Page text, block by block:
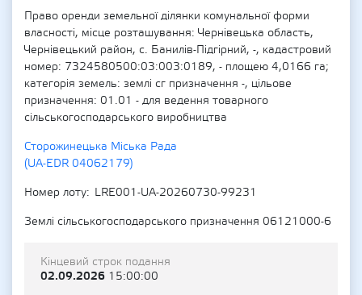
Право оренди земельної ділянки комунальної форми
власності, місце розташування: Чернівецька область,
Чернівецький район, с. Банилів-Підгірний, -, кадастровий
номер: 7324580500:03:003:0189, - площею 4,0166 га;
категорія земель: землі сг призначення -, цільове
призначення: 01.01 - для ведення товарного
сільськогосподарського виробництва
Сторожинецька Міська Рада
(UA-EDR 04062179)
Номер лоту
LRE001-UA-20260730-99231
Землі сільськогосподарського призначення 06121000-6
Кінцевий строк подання
02.09.2026 15:00:00